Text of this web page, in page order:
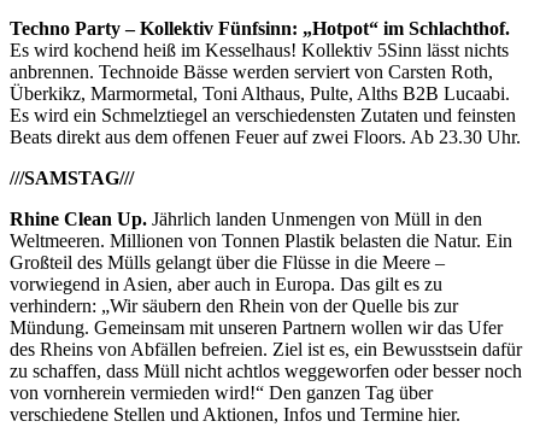
Techno Party – Kollektiv Fünfsinn: „Hotpot“ im Schlachthof.
Es wird kochend heiß im Kesselhaus! Kollektiv 5Sinn lässt nichts
anbrennen. Technoide Bässe werden serviert von Carsten Roth,
Überkikz, Marmormetal, Toni Althaus, Pulte, Alths B2B Lucaabi.
Es wird ein Schmelztiegel an verschiedensten Zutaten und feinsten
Beats direkt aus dem offenen Feuer auf zwei Floors. Ab 23.30 Uhr.
///SAMSTAG///
Rhine Clean Up. Jährlich landen Unmengen von Müll in den
Weltmeeren. Millionen von Tonnen Plastik belasten die Natur. Ein
Großteil des Mülls gelangt über die Flüsse in die Meere –
vorwiegend in Asien, aber auch in Europa. Das gilt es zu
verhindern: „Wir säubern den Rhein von der Quelle bis zur
Mündung. Gemeinsam mit unseren Partnern wollen wir das Ufer
des Rheins von Abfällen befreien. Ziel ist es, ein Bewusstsein dafür
zu schaffen, dass Müll nicht achtlos weggeworfen oder besser noch
von vornherein vermieden wird!“ Den ganzen Tag über
verschiedene Stellen und Aktionen, Infos und Termine hier.